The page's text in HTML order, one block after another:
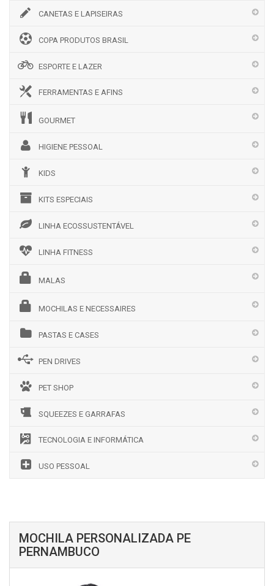
CANETAS E LAPISEIRAS
COPA PRODUTOS BRASIL
ESPORTE E LAZER
FERRAMENTAS E AFINS
GOURMET
HIGIENE PESSOAL
KIDS
KITS ESPECIAIS
LINHA ECOSSUSTENTÁVEL
LINHA FITNESS
MALAS
MOCHILAS E NECESSAIRES
PASTAS E CASES
PEN DRIVES
PET SHOP
SQUEEZES E GARRAFAS
TECNOLOGIA E INFORMÁTICA
USO PESSOAL
MOCHILA PERSONALIZADA PE
PERNAMBUCO